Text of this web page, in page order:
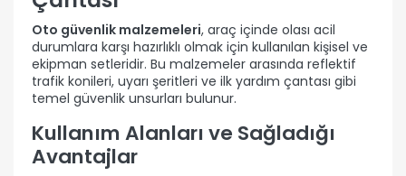
Oto güvenlik malzemeleri, araç içinde olası acil
durumlara karşı hazırlıklı olmak için kullanılan kişisel ve
ekipman setleridir. Bu malzemeler arasında reflektif
trafik konileri, uyarı şeritleri ve ilk yardım çantası gibi
temel güvenlik unsurları bulunur.
Kullanım Alanları ve Sağladığı
Avantajlar